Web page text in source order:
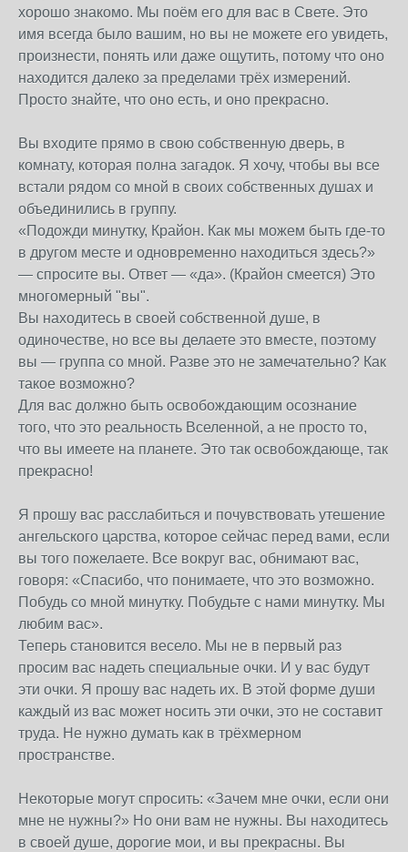
хорошо знакомо. Мы поём его для вас в Свете. Это
имя всегда было вашим, но вы не можете его увидеть,
произнести, понять или даже ощутить, потому что оно
находится далеко за пределами трёх измерений.
Просто знайте, что оно есть, и оно прекрасно.
Вы входите прямо в свою собственную дверь, в
комнату, которая полна загадок. Я хочу, чтобы вы все
встали рядом со мной в своих собственных душах и
объединились в группу.
«Подожди минутку, Крайон. Как мы можем быть где-то
в другом месте и одновременно находиться здесь?»
— спросите вы. Ответ — «да». (Крайон смеется) Это
многомерный "вы".
Вы находитесь в своей собственной душе, в
одиночестве, но все вы делаете это вместе, поэтому
вы — группа со мной. Разве это не замечательно? Как
такое возможно?
Для вас должно быть освобождающим осознание
того, что это реальность Вселенной, а не просто то,
что вы имеете на планете. Это так освобождающе, так
прекрасно!
Я прошу вас расслабиться и почувствовать утешение
ангельского царства, которое сейчас перед вами, если
вы того пожелаете. Все вокруг вас, обнимают вас,
говоря: «Спасибо, что понимаете, что это возможно.
Побудь со мной минутку. Побудьте с нами минутку. Мы
любим вас».
Теперь становится весело. Мы не в первый раз
просим вас надеть специальные очки. И у вас будут
эти очки. Я прошу вас надеть их. В этой форме души
каждый из вас может носить эти очки, это не составит
труда. Не нужно думать как в трёхмерном
пространстве.
Некоторые могут спросить: «Зачем мне очки, если они
мне не нужны?» Но они вам не нужны. Вы находитесь
в своей душе, дорогие мои, и вы прекрасны. Вы